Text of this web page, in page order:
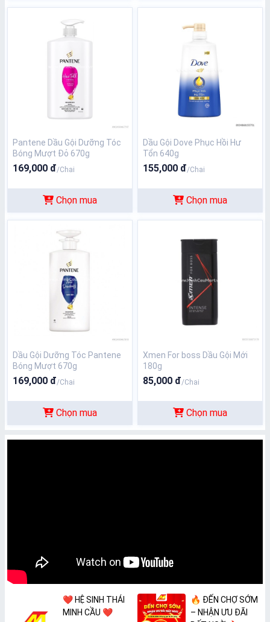
Pantene Dầu Gội Dưỡng Tóc
Bóng Mượt Đỏ 670g
169,000 đ/Chai
Chọn mua
Dầu Gội Dove Phục Hồi Hư
Tổn 640g
155,000 đ/Chai
Chọn mua
Dầu Gội Dưỡng Tóc Pantene
Bóng Mượt 670g
169,000 đ/Chai
Chọn mua
Xmen For boss Dầu Gội Mới
180g
85,000 đ/Chai
Chọn mua
❤️ HỆ SINH THÁI
MINH CẦU ❤️
🔥 ĐẾN CHỢ SỚM
– NHẬN ƯU ĐÃI